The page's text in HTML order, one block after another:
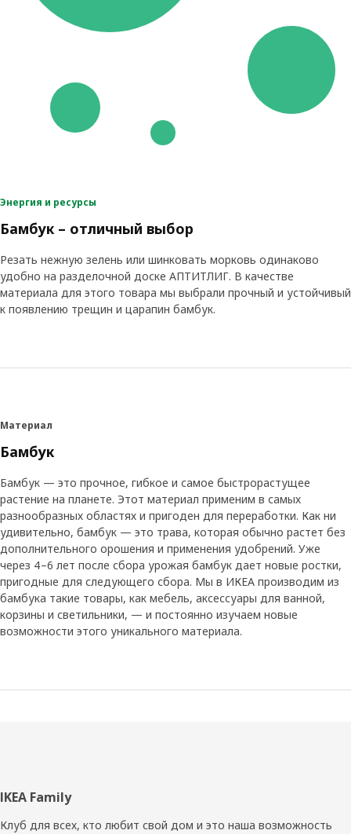
Энергия и ресурсы
Бамбук – отличный выбор
Резать нежную зелень или шинковать морковь одинаково
удобно на разделочной доске АПТИТЛИГ. В качестве
материала для этого товара мы выбрали прочный и устойчивый
к появлению трещин и царапин бамбук.
Материал
Бамбук
Бамбук — это прочное, гибкое и самое быстрорастущее
растение на планете. Этот материал применим в самых
разнообразных областях и пригоден для переработки. Как ни
удивительно, бамбук — это трава, которая обычно растет без
дополнительного орошения и применения удобрений. Уже
через 4–6 лет после сбора урожая бамбук дает новые ростки,
пригодные для следующего сбора. Мы в ИКЕА производим из
бамбука такие товары, как мебель, аксессуары для ванной,
корзины и светильники, — и постоянно изучаем новые
возможности этого уникального материала.
Нижний
колонтитул
IKEA Family
Клуб для всех, кто любит свой дом и это наша возможность